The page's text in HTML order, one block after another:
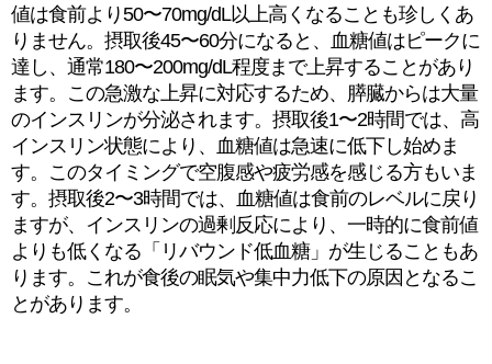
値は食前より50〜70mg/dL以上高くなることも珍しくあ
りません。摂取後45〜60分になると、血糖値はピークに
達し、通常180〜200mg/dL程度まで上昇することがあり
ます。この急激な上昇に対応するため、膵臓からは大量
のインスリンが分泌されます。摂取後1〜2時間では、高
インスリン状態により、血糖値は急速に低下し始めま
す。このタイミングで空腹感や疲労感を感じる方もいま
す。摂取後2〜3時間では、血糖値は食前のレベルに戻り
ますが、インスリンの過剰反応により、一時的に食前値
よりも低くなる「リバウンド低血糖」が生じることもあ
ります。これが食後の眠気や集中力低下の原因となるこ
とがあります。